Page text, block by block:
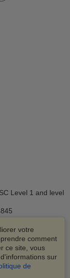
votre
comment
ce site, vous
sur
de
Level 1 and level
réservés.